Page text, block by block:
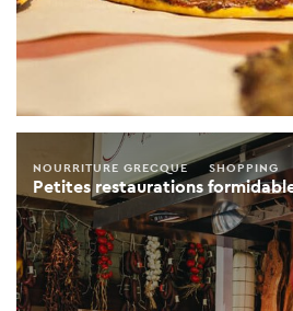
Petites restaurations
NOURRITURE GRECQUE SHOPPING